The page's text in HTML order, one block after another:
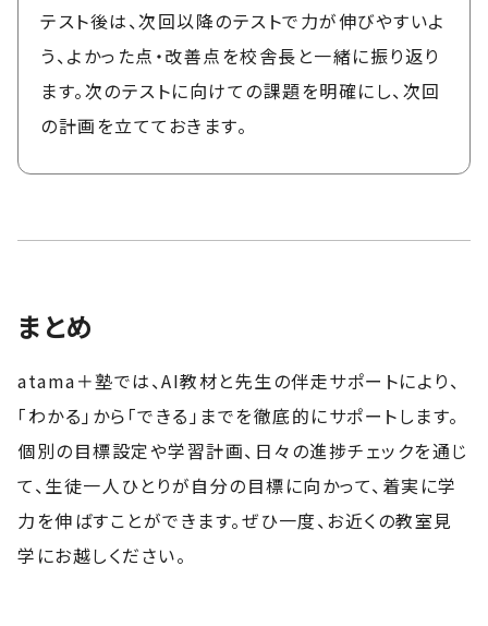
テスト後は、次回以降のテストで力が伸びやすいよ
う、よかった点・改善点を校舎長と一緒に振り返り
ます。次のテストに向けての課題を明確にし、次回
の計画を立てておきます。
まとめ
atama＋塾では、AI教材と先生の伴走サポートにより、
「わかる」から「できる」までを徹底的にサポートします。
個別の目標設定や学習計画、日々の進捗チェックを通じ
て、生徒一人ひとりが自分の目標に向かって、着実に学
力を伸ばすことができます。ぜひ一度、お近くの教室見
学にお越しください。